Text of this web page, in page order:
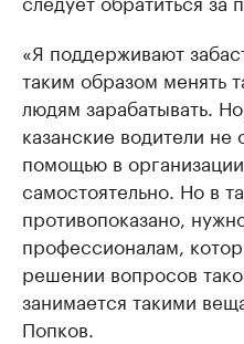
«Я поддерживают
таким образом менять
людям зарабатывать.
казанские водители
помощью в
самостоятельно. Но в
противопоказано,
профессионалам,
решении вопросов
занимается такими
Попков.